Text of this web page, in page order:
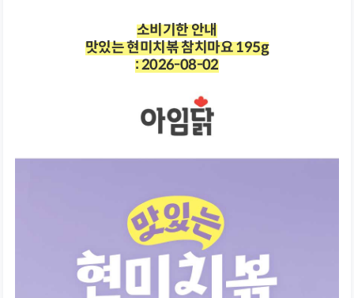
소비기한 안내
맛있는 현미치볶 참치마요 195g
: 2026-08-02